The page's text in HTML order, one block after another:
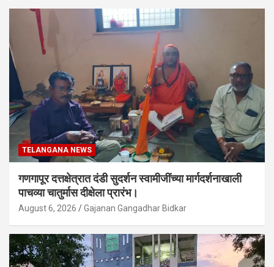
TELANGANA NEWS
गणगापूर दत्तक्षेत्रात दंडी सुदर्शन स्वामीजींच्या मार्गदर्शनाखाली
पाचव्या चातुर्मास दीक्षेला प्रारंभ।
August 6, 2026 Gajanan Gangadhar Bidkar